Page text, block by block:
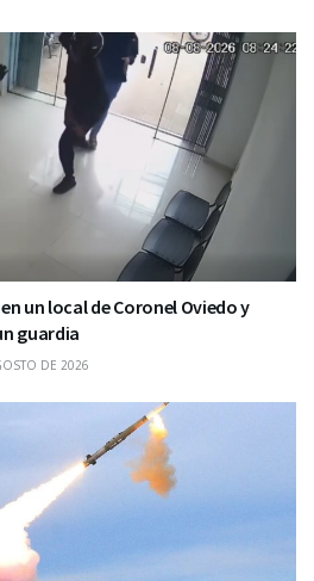
un local de Coronel Oviedo y
guardia
DE 2026